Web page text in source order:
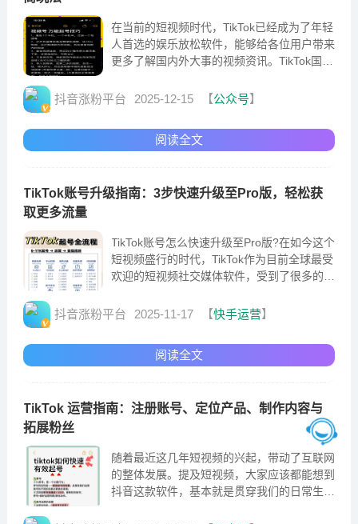
在当前的短视频时代，TikTok已经成为了年轻
人首选的娱乐放松软件，能够给各位用户带来
更多了解国内外大事的视频资讯。TikTok国内
抖音涨粉平台 2025-12-15 【公众号】
阅读全文
TikTok账号升级指南：3步快速升级至Pro版，轻松获
取更多流量
TikTok账号怎么快速升级至Pro版?在如今这个
短视频盛行的时代，TikTok作为目前全球最受
欢迎的短视频社交媒体软件，受到了很多的用
抖音涨粉平台 2025-11-17 【快手运营】
阅读全文
TikTok 运营指南：注册账号、定位产品、制作内容与
拓展粉丝
随着最近这几年短视频的兴起，带动了互联网
的整体发展。提及短视频，大家应该都能想到
抖音这款软件，基本就是贯穿我们的日常生活